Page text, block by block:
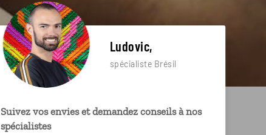
Ludovic,
spécialiste Brésil
Suivez vos envies et demandez conseils à nos
spécialistes